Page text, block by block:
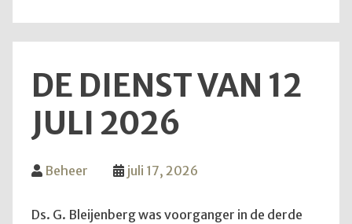
DE DIENST VAN 12
JULI 2026
Beheer juli 17, 2026
Ds. G. Bleijenberg was voorganger in de derde